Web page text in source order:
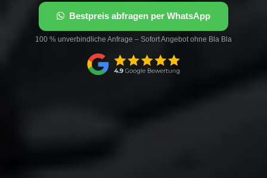
Bestpreis abfragen per WhatsApp
100 % unverbindliche Anfrage – Sofort Angebot ohne Bla Bla